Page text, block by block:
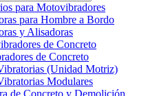
para Motovibradores
para Hombre a Bordo
y Alisadoras
de Concreto
de Concreto
(Unidad Motriz)
Modulares
de Concreto y Demolición